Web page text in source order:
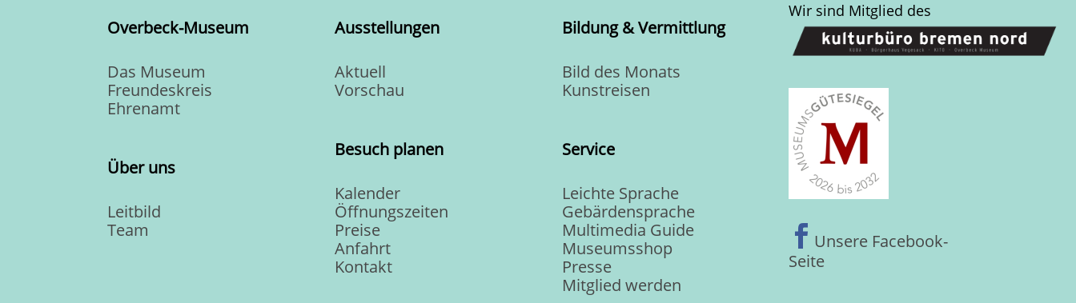
Overbeck-Museum
Das Museum
Freundeskreis
Ehrenamt
Über uns
Leitbild
Team
Ausstellungen
Aktuell
Vorschau
Besuch planen
Kalender
Öffnungszeiten
Preise
Anfahrt
Kontakt
Bildung & Vermittlung
Bild des Monats
Kunstreisen
Service
Leichte Sprache
Gebärdensprache
Multimedia Guide
Museumsshop
Presse
Mitglied werden
Wir sind Mitglied des
 Unsere Facebook-
Seite